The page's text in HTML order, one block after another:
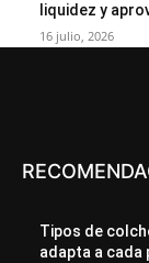
liquidez y
16 julio, 2026
Tipos de
adapta a cada